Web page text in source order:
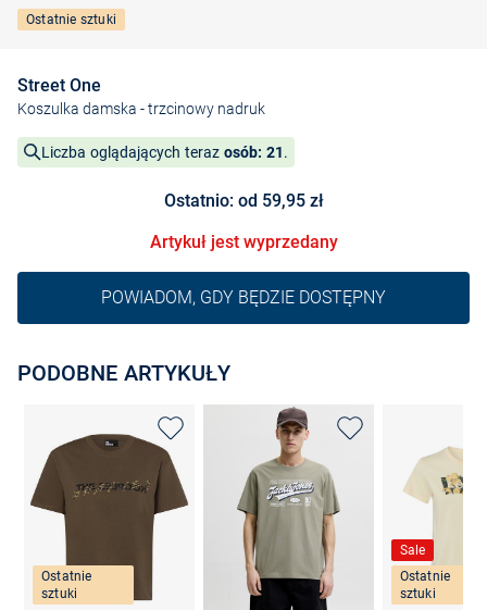
Ostatnie sztuki
Street One
Koszulka damska - trzcinowy nadruk
Liczba oglądających teraz osób: 21.
Ostatnio: od 59,95 zł
Artykuł jest wyprzedany
POWIADOM, GDY BĘDZIE DOSTĘPNY
PODOBNE ARTYKUŁY
Ostatnie
sztuki
Sale
Ostatnie
sztuki